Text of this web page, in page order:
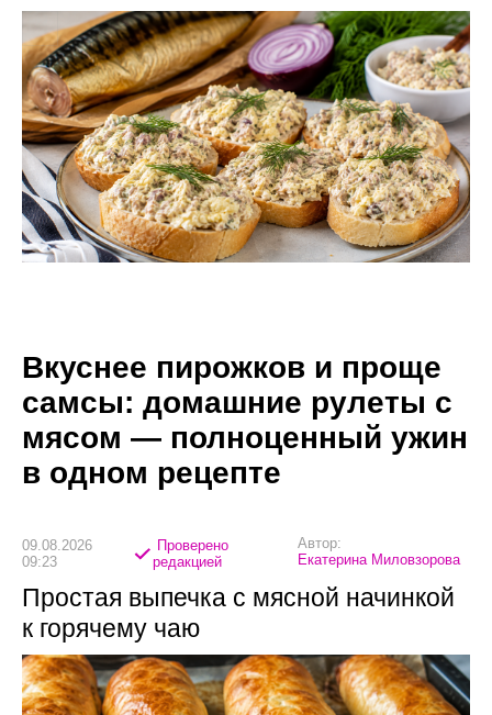
Вкуснее пирожков и проще
самсы: домашние рулеты с
мясом — полноценный ужин
в одном рецепте
09.08.2026
09:23
Проверено
редакцией
Автор:
Екатерина Миловзорова
Простая выпечка с мясной начинкой
к горячему чаю